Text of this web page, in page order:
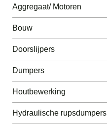
Aggregaat/ Motoren
Bouw
Doorslijpers
Dumpers
Houtbewerking
Hydraulische rupsdumpers